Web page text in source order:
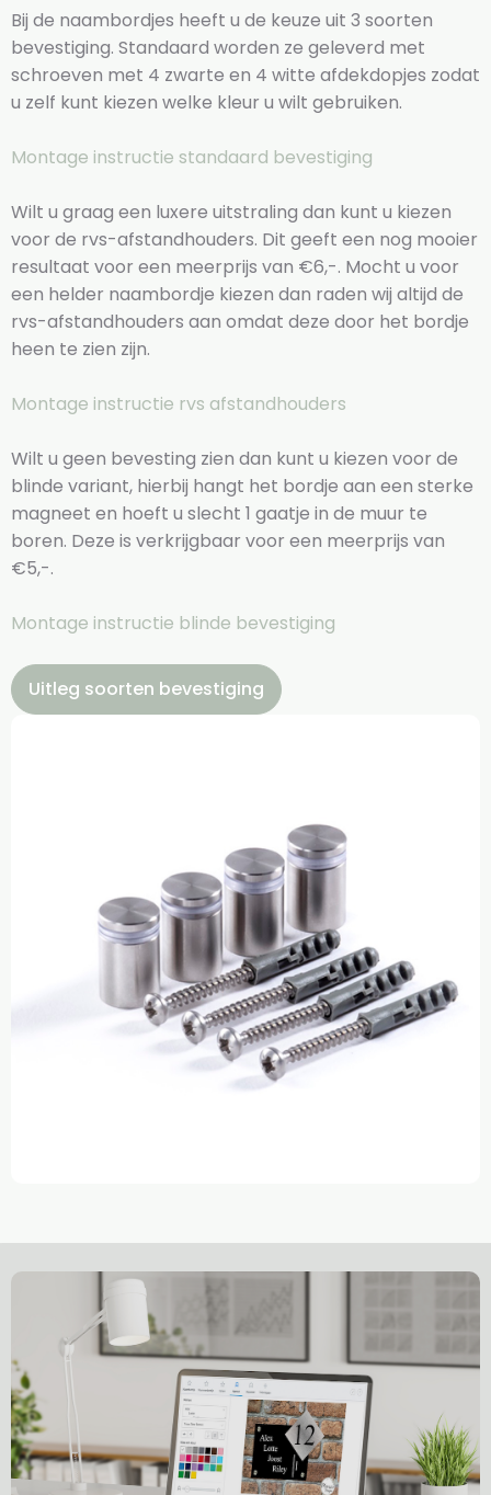
Bij de naambordjes heeft u de keuze uit 3 soorten
bevestiging. Standaard worden ze geleverd met
schroeven met 4 zwarte en 4 witte afdekdopjes zodat
u zelf kunt kiezen welke kleur u wilt gebruiken.
Montage instructie standaard bevestiging
Wilt u graag een luxere uitstraling dan kunt u kiezen
voor de rvs-afstandhouders. Dit geeft een nog mooier
resultaat voor een meerprijs van €6,-. Mocht u voor
een helder naambordje kiezen dan raden wij altijd de
rvs-afstandhouders aan omdat deze door het bordje
heen te zien zijn.
Montage instructie rvs afstandhouders
Wilt u geen bevesting zien dan kunt u kiezen voor de
blinde variant, hierbij hangt het bordje aan een sterke
magneet en hoeft u slecht 1 gaatje in de muur te
boren. Deze is verkrijgbaar voor een meerprijs van
€5,-.
Montage instructie blinde bevestiging
Uitleg soorten bevestiging